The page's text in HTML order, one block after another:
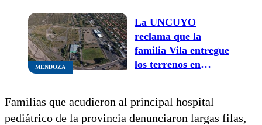
MENDOZA
La UNCUYO
reclama que la
familia Vila entregue
los terrenos en
Justicia
Familias que acudieron al principal hospital
pediátrico de la provincia denunciaron largas filas,